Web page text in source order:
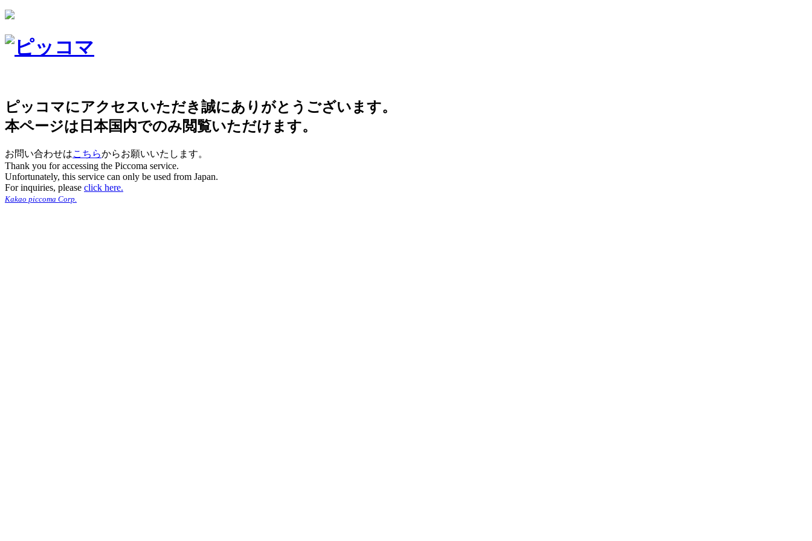
ピッコマにアクセスいただき誠にありがとうございます。
本ページは日本国内でのみ閲覧いただけます。
お問い合わせはこちらからお願いいたします。
Thank you for accessing the Piccoma service.
Unfortunately, this service can only be used from Japan.
For inquiries, please click here.
Kakao piccoma Corp.